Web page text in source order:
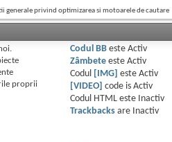
generale privind optimizarea si motoarele de cautare
proprii
Codul BBeste Activ
Zâmbeteeste Activ
Codul
[IMG] este Activ
[VIDEO]
code is Activ
Codul HTML este
Inactiv
Trackbacksare
Inactiv